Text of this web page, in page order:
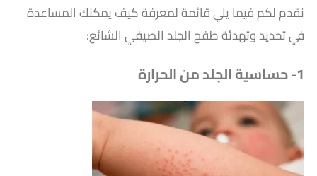
نقدم لكم فيما يلي قائمة لمعرفة كيف يمكنك المساعدة
في تحديد وتهدئة طفح الجلد الصيفي الشائع:
1- حساسية الجلد من الحرارة